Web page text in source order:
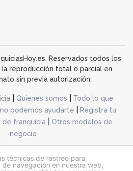
técnicas de rastreo para
navegación en nuestra web,
Reservados todos los
la reproducción total o parcial en
sin previa autorización.
Quienes somos
Todo lo que
podemos ayudarte
Registra tu
de franquicia|
Otros modelos de
negocio